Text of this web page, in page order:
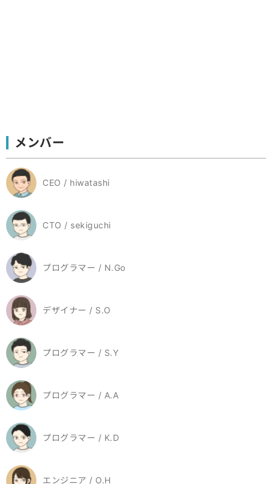
メンバー
CEO / hiwatashi
CTO / sekiguchi
プログラマー / N.Go
デザイナー / S.O
プログラマー / S.Y
プログラマー / A.A
プログラマー / K.D
エンジニア / O.H